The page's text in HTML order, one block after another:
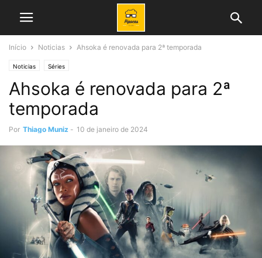
Início Noticias Ahsoka é renovada para 2ª temporada
Noticias Séries
Ahsoka é renovada para 2ª
temporada
Por Thiago Muniz - 10 de janeiro de 2024